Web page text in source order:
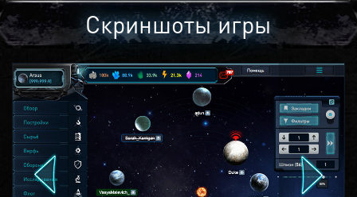
Скриншоты игры